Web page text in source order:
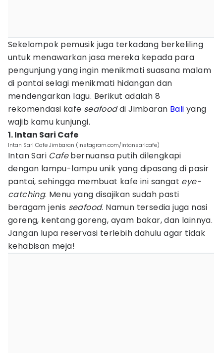
Sekelompok pemusik juga terkadang berkeliling
untuk menawarkan jasa mereka kepada para
pengunjung yang ingin menikmati suasana malam
di pantai selagi menikmati hidangan dan
mendengarkan lagu. Berikut adalah 8
rekomendasi kafe seafooddi Jimbaran Bali yang
wajib kamu kunjungi.
1. Intan Sari Cafe
Intan Sari Cafe Jimbaran (instagram.com/intansaricafe)
Intan Sari Cafebernuansa putih dilengkapi
dengan lampu-lampu unik yang dipasang di pasir
pantai, sehingga membuat kafe ini sangat eye-
catching. Menu yang disajikan sudah pasti
beragam jenis seafood. Namun tersedia juga nasi
goreng, kentang goreng, ayam bakar, dan lainnya.
Jangan lupa reservasi terlebih dahulu agar tidak
kehabisan meja!